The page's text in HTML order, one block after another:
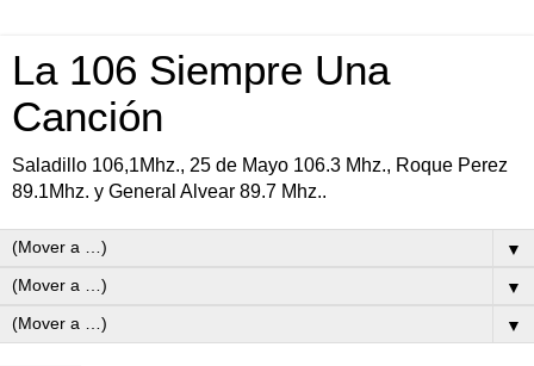
La 106 Siempre Una
Canción
Saladillo 106,1Mhz., 25 de Mayo 106.3 Mhz., Roque Perez
89.1Mhz. y General Alvear 89.7 Mhz..
▼
▼
▼